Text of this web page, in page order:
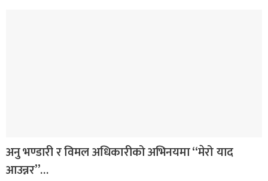
अनु भण्डारी र विमल अधिकारीको अभिनयमा “मेरो याद
आउन्नर”…